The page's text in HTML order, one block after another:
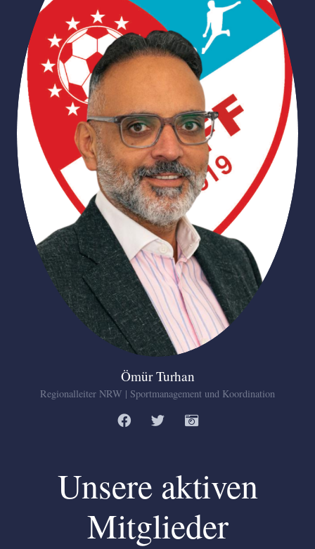
Ömür Turhan
Regionalleiter NRW | Sportmanagement und Koordination
Unsere aktiven
Mitglieder